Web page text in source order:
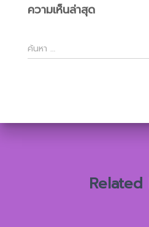
ความเห็นล่าสุด
ค้
น
ห
ค้นหา …
Related